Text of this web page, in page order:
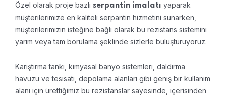
Özel olarak proje bazlı serpantin imalatı yaparak
müşterilerimize en kaliteli serpantin hizmetini sunarken,
müşterilerimizin isteğine bağlı olarak bu rezistans sistemini
yarım veya tam borulama şeklinde sizlerle buluşturuyoruz.
Karıştırma tankı, kimyasal banyo sistemleri, daldırma
havuzu ve tesisatı, depolama alanları gibi geniş bir kullanım
alanı için ürettiğimiz bu rezistanslar sayesinde, içerisinden